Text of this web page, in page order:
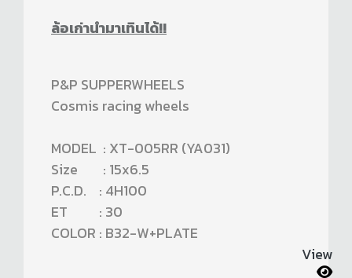
ล้อเก่านำมาเทินได้!!
P&P SUPPERWHEELS
Cosmis racing wheels
MODEL : XT-005RR (YA031)
Size : 15x6.5
P.C.D. : 4H100
ET : 30
COLOR : B32-W+PLATE
View